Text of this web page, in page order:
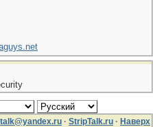
· StripTalk.ru · Наверх